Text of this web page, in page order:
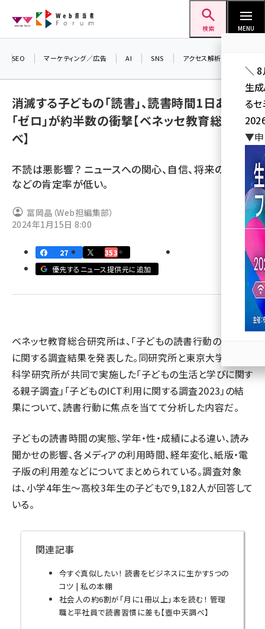
ン
検索 MENU
youtube (2444)
セミナー (2313)
meo (1279)
SEO マーケティング／広告 AI SNS アクセス解析／データ分析
消滅する子どもの「読書」、読書時間1日あたり
「ゼロ」が約半数の衝撃【ベネッセ教育総研調
べ】
不読は悪影響？ ニュースへの関心、自信、将来の目標
などの肯定率が低い。
冨岡晶（Web担編集部）
2024年1月15日 8:00
27
353
優先するニュース提供元に追加
ベネッセ教育総合研究所は、「子どもの読書行動の実態」
に関する調査結果を発表した。同研究所と東京大学社会
科学研究所が共同で実施した「子どもの生活と学びに関す
る親子調査」「子どものICT利用に関する調査2023」の結
果について、読書行動に焦点を当てて分析した内容だ。
子どもの読書時間の実態、学年・性・成績による違い、読み
聞かせの影響、各メディアの利用時間、経年変化、紙版・電
子版の利用差などについてまとめられている。調査対象
は、小学4年生～高校3年生の子どもで9,182人が回答して
いる。
関連記事
今すぐ真似したい！ 読書をビジネスに生かす5つの
コツ | 私の本棚
社会人の約6割が「月に1冊以上」本を読む！ 管理
職と平社員で読書習慣に差も【壺中天調べ】
＼ 8
生
る
▼申